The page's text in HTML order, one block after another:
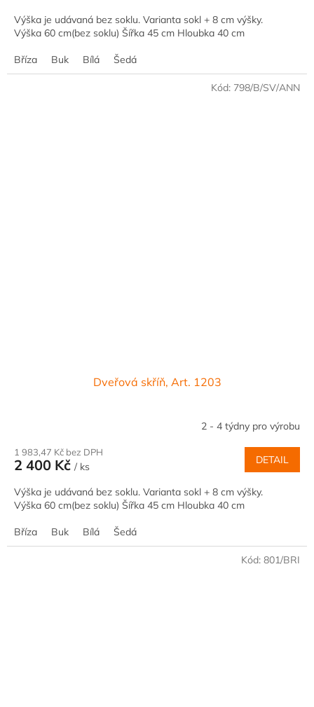
Výška je udávaná bez soklu. Varianta sokl + 8 cm výšky.
Výška 60 cm(bez soklu) Šířka 45 cm Hloubka 40 cm
Bříza Buk Bílá Šedá
Dveřová skříň, Art. 1203
2 - 4 týdny pro výrobu
1 983,47 Kč bez DPH
2 400 Kč / ks
DETAIL
Výška je udávaná bez soklu. Varianta sokl + 8 cm výšky.
Výška 60 cm(bez soklu) Šířka 45 cm Hloubka 40 cm
Bříza Buk Bílá Šedá
Kód: 798/B/SV/ANN
Kód: 801/BRI